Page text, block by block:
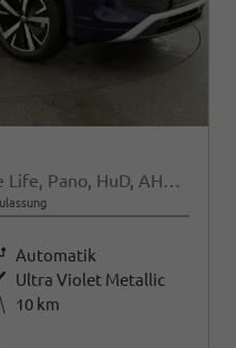
1.5 TSI eHybrid 150 kW Life Life, Pano, HuD, AHK, AreaView, Side, Navi, Winter, 5-J. Garantie
Getriebe Automatik
Außenfarbe Ultra Violet Metallic
Kilometerstand
10 km